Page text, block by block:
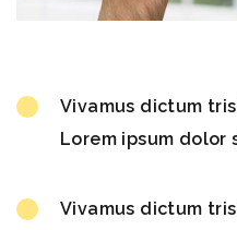
Vivamus dictum
Lorem ipsum dolor
Vivamus dictum